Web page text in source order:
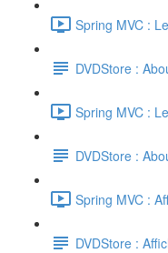
Spring MVC :
DVDStore :
Spring MVC :
DVDStore :
Spring MVC :
DVDStore :